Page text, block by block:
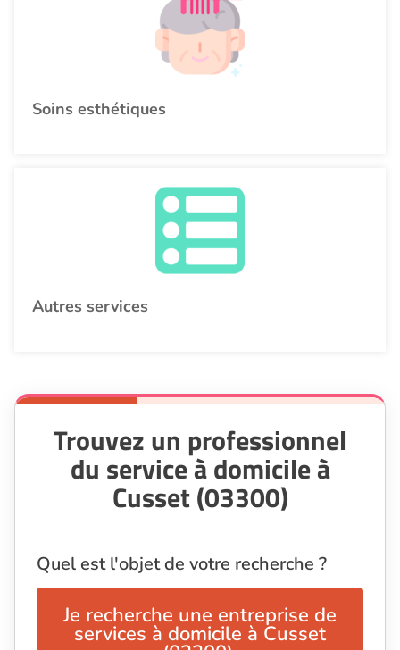
Soins esthétiques
Autres services
Trouvez un professionnel
du service à domicile à
Cusset (03300)
Quel est l'objet de votre recherche ?
Je recherche une entreprise de
services à domicile à Cusset